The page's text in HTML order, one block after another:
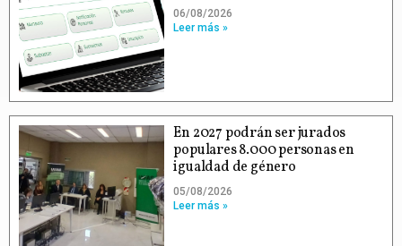
06/08/2026
Leer más »
En 2027 podrán ser jurados
populares 8.000 personas en
igualdad de género
05/08/2026
Leer más »